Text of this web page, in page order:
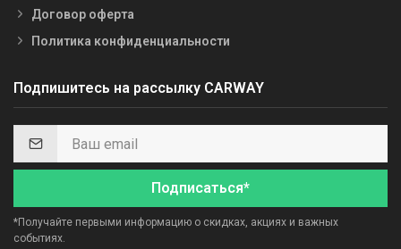
Договор оферта
Политика конфиденциальности
Подпишитесь на рассылку CARWAY
Подписаться*
*Получайте первыми информацию о скидках, акциях и важных
событиях.